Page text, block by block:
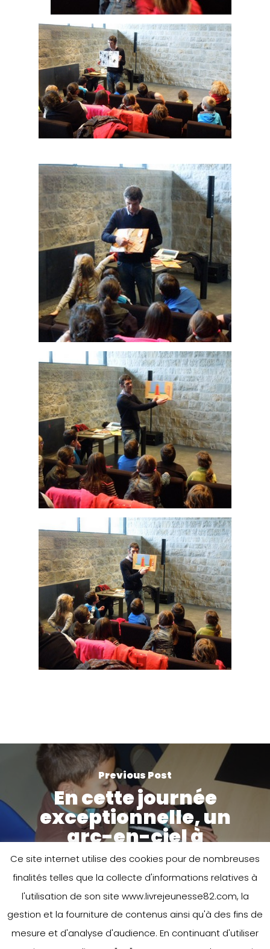
Previous Post
En cette journée
exceptionnelle, un
arc-en-ciel à
Beausoleil !
Next Post
Ce site internet utilise des cookies pour de nombreuses
finalités telles que la collecte d'informations relatives à
l'utilisation de son site www.livrejeunesse82.com, la
gestion et la fourniture de contenus ainsi qu'à des fins de
mesure et d'analyse d'audience. En continuant d'utiliser